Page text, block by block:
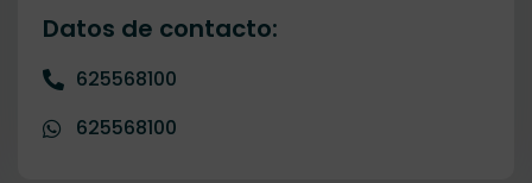
Datos de contacto:
625568100
625568100